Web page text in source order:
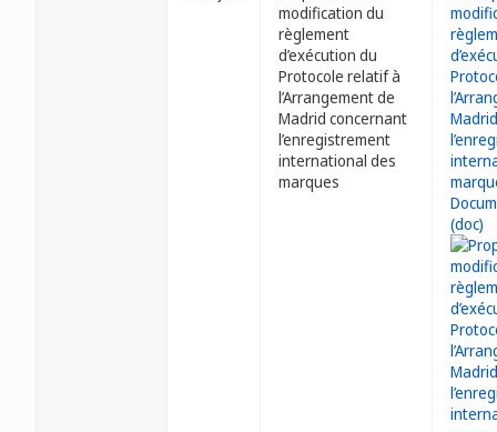
modification du
règlement
d’exécution du
Protocole relatif à
l’Arrangement de
Madrid concernant
l’enregistrement
international des
marques